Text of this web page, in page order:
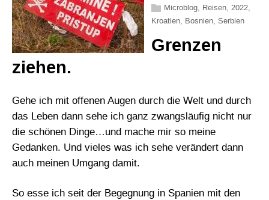
Microblog, Reisen, 2022,
Kroatien, Bosnien, Serbien
Grenzen
ziehen.
Gehe ich mit offenen Augen durch die Welt und durch
das Leben dann sehe ich ganz zwangsläufig nicht nur
die schönen Dinge…und mache mir so meine
Gedanken. Und vieles was ich sehe verändert dann
auch meinen Umgang damit.
So esse ich seit der Begegnung in Spanien mit den